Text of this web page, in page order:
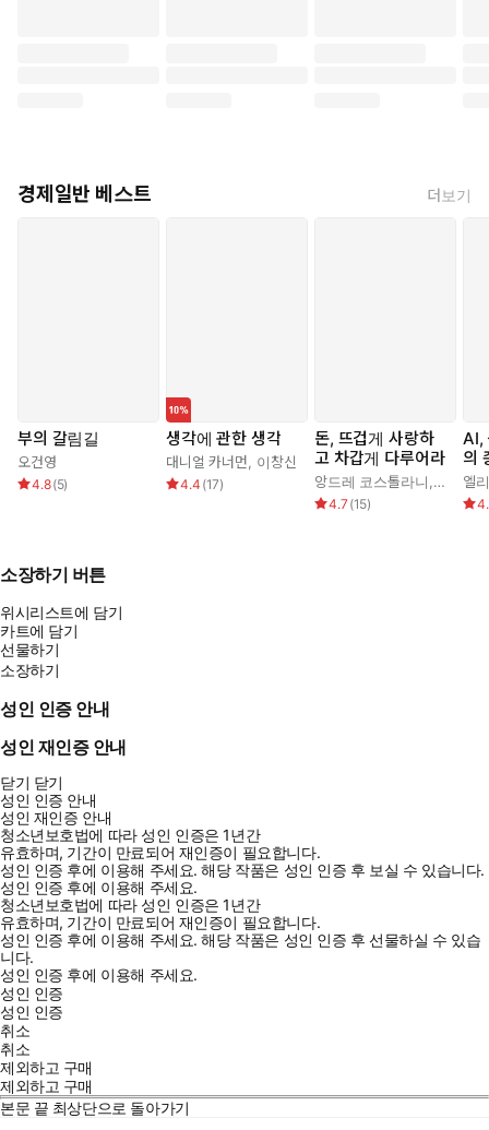
경제일반 베스트 더보기
부의 갈림길
오건영
4.8(5)
생각에 관한 생각
대니얼 카너먼, 이창신
4.4 (17)
돈, 뜨겁게 사랑하
고 차갑게 다루어라
앙드레 코스톨라니, 한윤진
4.7 (15)
AI,
의
소장하기 버튼
위시리스트에 담기
카트에 담기
선물하기
소장하기
성인 인증 안내
성인 재인증 안내
닫기 닫기
성인 인증 안내
성인 재인증 안내
청소년보호법에 따라 성인 인증은 1년간
유효하며, 기간이 만료되어 재인증이 필요합니다.
성인 인증 후에 이용해 주세요.해당 작품은 성인 인증 후 보실 수 있습니다.
성인 인증 후에 이용해 주세요.
청소년보호법에 따라 성인 인증은 1년간
유효하며, 기간이 만료되어 재인증이 필요합니다.
성인 인증 후에 이용해 주세요.해당 작품은 성인 인증 후 선물하실 수 있습
니다.
성인 인증 후에 이용해 주세요.
성인 인증
성인 인증
취소
취소
제외하고 구매
제외하고 구매
본문 끝 최상단으로 돌아가기